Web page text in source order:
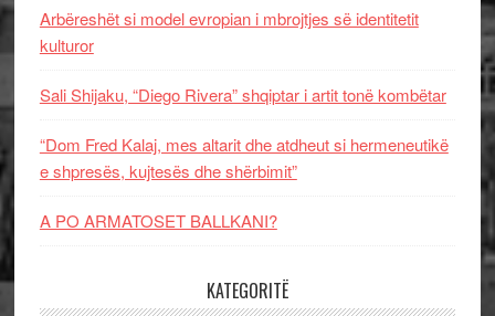
Arbëreshët si model evropian i mbrojtjes së identitetit
kulturor
Sali Shijaku, “Diego Rivera” shqiptar i artit tonë kombëtar
“Dom Fred Kalaj, mes altarit dhe atdheut si hermeneutikë
e shpresës, kujtesës dhe shërbimit”
A PO ARMATOSET BALLKANI?
KATEGORITË